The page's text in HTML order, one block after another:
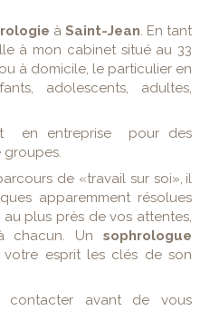
à Saint-Jean. En tant
à mon cabinet situé au 33
à domicile, le particulier en
adolescents, adultes,
en entreprise pour des
groupes.
de «travail sur soi», il
apparemment résolues
plus près de vos attentes,
chacun. Un sophrologue
esprit les clés de son
avant de vous